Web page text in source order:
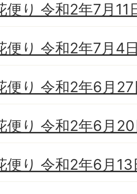
便り 令和2年7月11
便り 令和2年7月4
便り 令和2年6月
便り 令和2年6月
便り 令和2年6月